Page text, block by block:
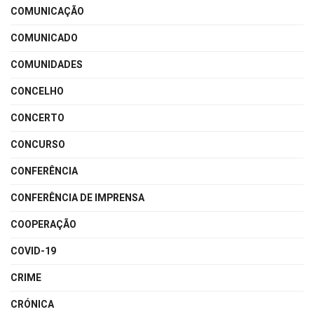
COMUNICAÇÃO
COMUNICADO
COMUNIDADES
CONCELHO
CONCERTO
CONCURSO
CONFERÊNCIA
CONFERÊNCIA DE IMPRENSA
COOPERAÇÃO
COVID-19
CRIME
CRÓNICA